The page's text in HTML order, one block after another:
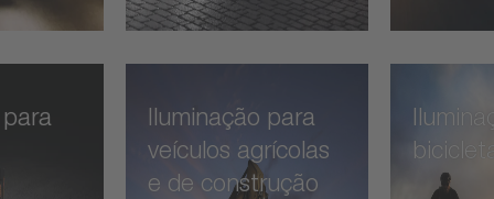
Iluminação para
veículos agrícolas
e de construção